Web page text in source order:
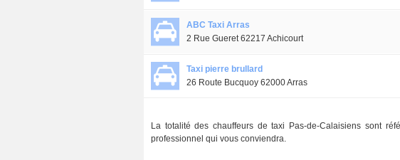
ABC Taxi Arras
2 Rue Gueret 62217 Achicourt
Taxi pierre brullard
26 Route Bucquoy 62000 Arras
La totalité des chauffeurs de taxi Pas-de-Calaisiens sont
professionnel qui vous conviendra.